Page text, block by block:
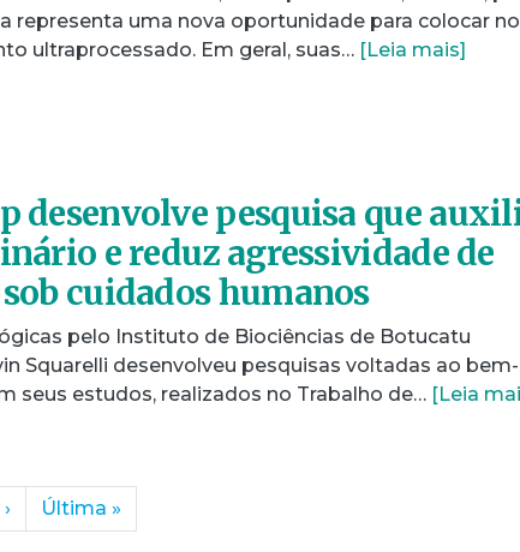
representa uma nova oportunidade para colocar no
ultraprocessado. Em geral, suas… [Leia mais]
desenvolve pesquisa que
e reduz agressividade de
cuidados humanos
pelo Instituto de Biociências de Botucatu
Squarelli desenvolveu pesquisas voltadas ao bem-
seus estudos, realizados no Trabalho de… [Leia
› Última »